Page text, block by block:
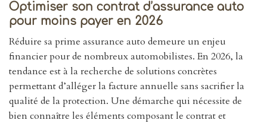
Optimiser son contrat d’assurance auto
pour moins payer en 2026
Réduire sa prime assurance auto demeure un enjeu
financier pour de nombreux automobilistes. En 2026, la
tendance est à la recherche de solutions concrètes
permettant d’alléger la facture annuelle sans sacrifier la
qualité de la protection. Une démarche qui nécessite de
bien connaître les éléments composant le contrat et